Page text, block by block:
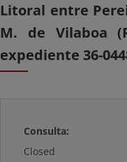
Litoral entre
M. de Vilaboa
expediente 36-
Consulta:
Closed